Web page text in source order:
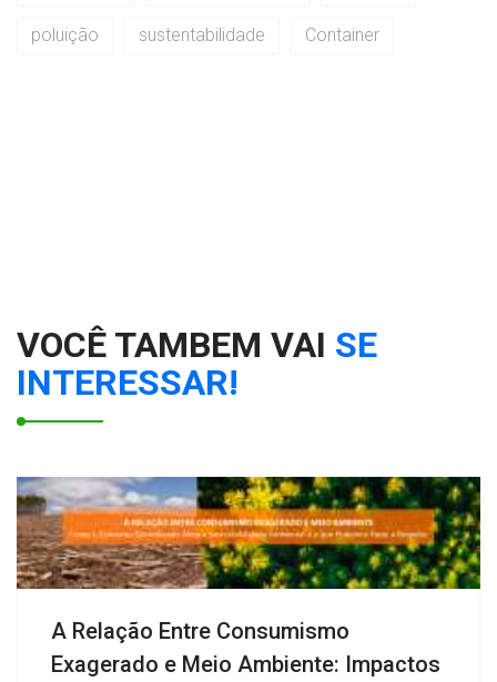
poluição sustentabilidade Container
VOCÊ TAMBEM VAI SE
INTERESSAR!
A Relação Entre Consumismo
Exagerado e Meio Ambiente: Impactos